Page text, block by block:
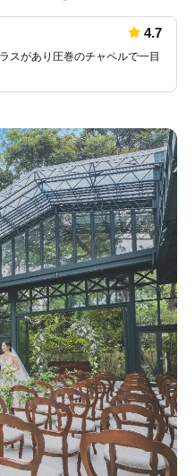
4.7
スがあり圧巻のチャペルで一目